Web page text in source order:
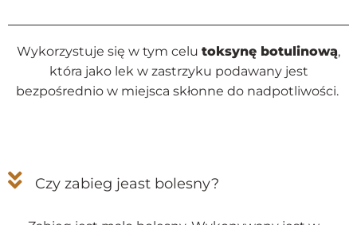
Wykorzystuje się w tym celu toksynę botulinową,
która jako lek w zastrzyku podawany jest
bezpośrednio w miejsca skłonne do nadpotliwości.
Czy zabieg jeast bolesny?